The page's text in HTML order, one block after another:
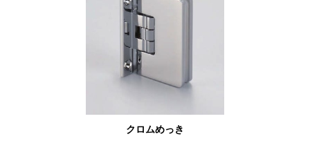
クロムめっき